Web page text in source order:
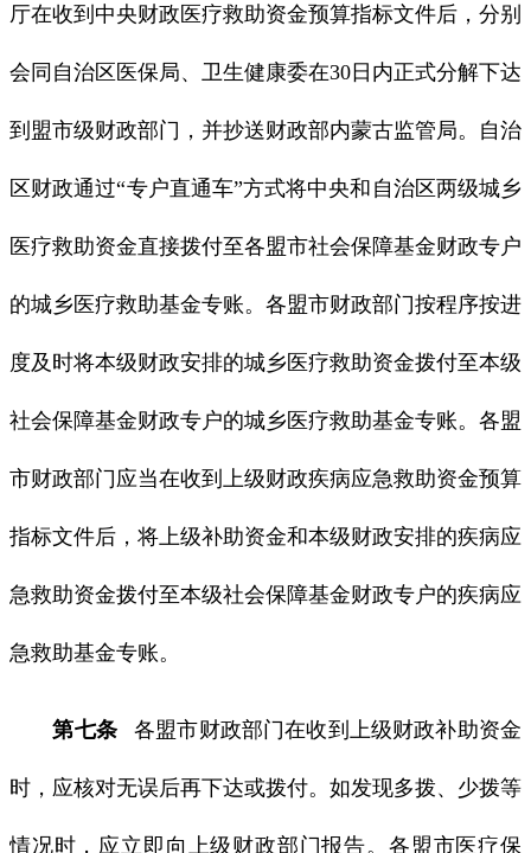
厅在收到中央财政医疗救助资金预算指标文件后，分别
会同自治区医保局、卫生健康委在30日内正式分解下达
到盟市级财政部门，并抄送财政部内蒙古监管局。自治
区财政通过“专户直通车”方式将中央和自治区两级城乡
医疗救助资金直接拨付至各盟市社会保障基金财政专户
的城乡医疗救助基金专账。各盟市财政部门按程序按进
度及时将本级财政安排的城乡医疗救助资金拨付至本级
社会保障基金财政专户的城乡医疗救助基金专账。各盟
市财政部门应当在收到上级财政疾病应急救助资金预算
指标文件后，将上级补助资金和本级财政安排的疾病应
急救助资金拨付至本级社会保障基金财政专户的疾病应
急救助基金专账。
第七条各盟市财政部门在收到上级财政补助资金
时，应核对无误后再下达或拨付。如发现多拨、少拨等
情况时，应立即向上级财政部门报告。各盟市医疗保